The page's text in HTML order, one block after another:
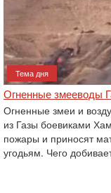
Тема дня
Огненные змееводы
Огненные змеи и
из Газы боевиками
пожары и приносят
угодьям. Чего